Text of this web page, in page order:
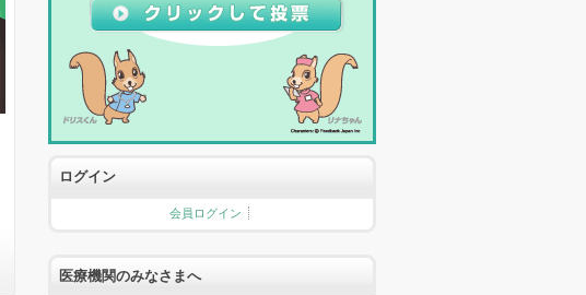
ログイン
会員ログイン
医療機関のみなさまへ